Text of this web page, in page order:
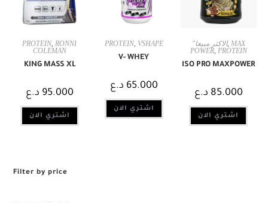
PROTEIN RONNI
COLEMAN
KING MASS XL
95.000 د.ع
اشتري الان
PROTEIN, VSHAPE
V- WHEY
65.000 د.ع
اشتري الان
"الاكثر مبيعا, MAX
POWER, PROTEIN
ISO PRO MAXPOWER
85.000 د.ع
اشتري الان
Filter by price